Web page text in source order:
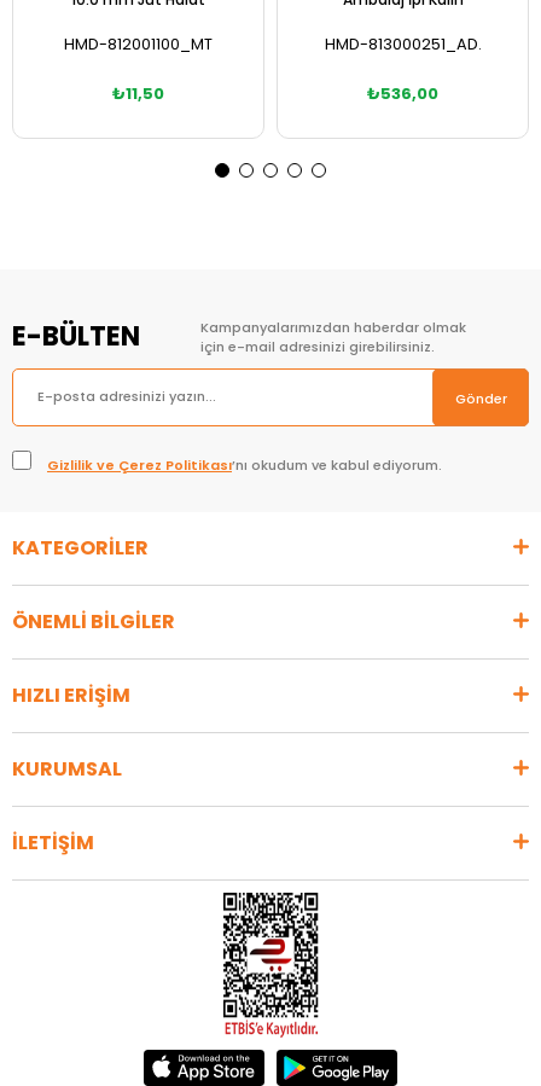
HMD-812001100_MT
₺11,50
HMD-813000251_AD.
₺536,00
E-BÜLTEN
Kampanyalarımızdan haberdar olmak
için e-mail adresinizi girebilirsiniz.
Gönder
Gizlilik ve Çerez Politikası’nı okudum ve kabul ediyorum.
KATEGORİLER
ÖNEMLİ BİLGİLER
HIZLI ERİŞİM
KURUMSAL
İLETİŞİM